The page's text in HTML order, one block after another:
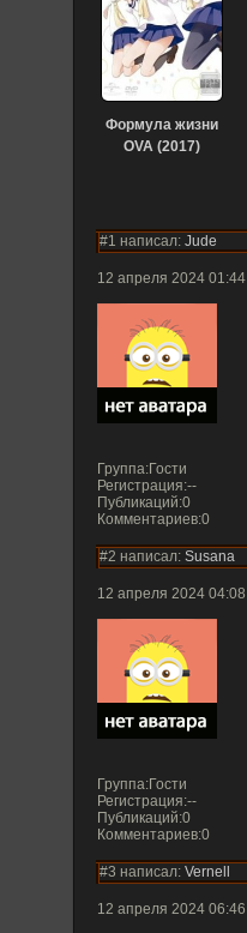
Формула жизни
OVA (2017)
#1 написал: Jude
12 апреля 2024 01:44
Группа:Гости
Регистрация:--
Публикаций:0
Комментариев:0
#2 написал: Susana
12 апреля 2024 04:08
Группа:Гости
Регистрация:--
Публикаций:0
Комментариев:0
#3 написал: Vernell
12 апреля 2024 06:46